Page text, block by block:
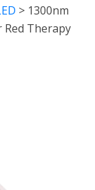
> 1300nm
Red Therapy